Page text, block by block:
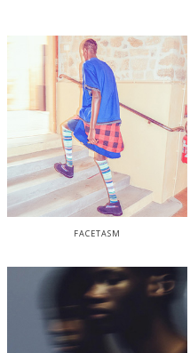
FACETASM